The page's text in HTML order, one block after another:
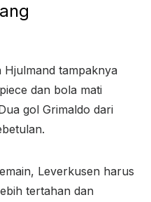
Hjulmand tampaknya
dan bola mati
gol Grimaldo dari
Leverkusen harus
tertahan dan